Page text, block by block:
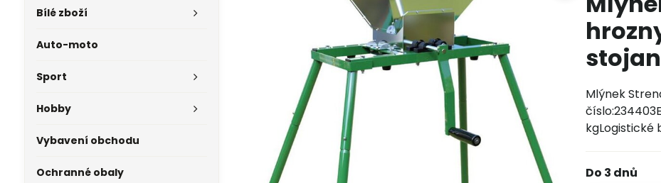
stojan
Mlýnek
kgLogistické
Do 3 dnů
Bílé zboží
Auto-moto
Sport
Hobby
Vybavení obchodu
Ochranné obaly